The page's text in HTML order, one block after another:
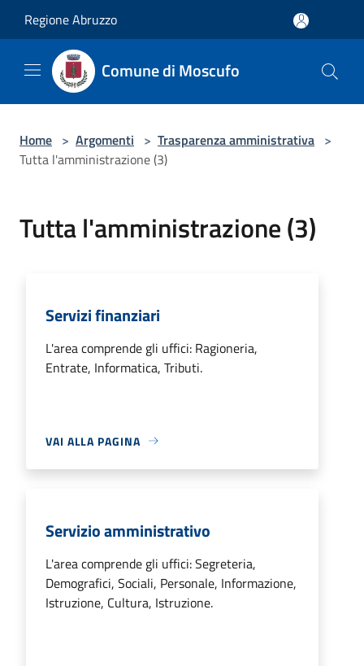
Regione Abruzzo
Comune di Moscufo
Home > Argomenti > Trasparenza amministrativa >
Tutta l'amministrazione (3)
Tutta l'amministrazione (3)
Servizi finanziari
L'area comprende gli uffici: Ragioneria,
Entrate, Informatica, Tributi.
VAI ALLA PAGINA
Servizio amministrativo
L'area comprende gli uffici: Segreteria,
Demografici, Sociali, Personale, Informazione,
Istruzione, Cultura, Istruzione.